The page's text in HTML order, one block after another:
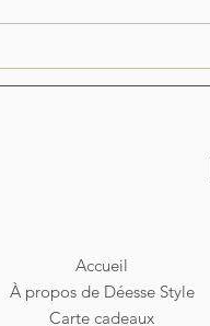
Accueil
À propos de Déesse Style
Carte cadeaux